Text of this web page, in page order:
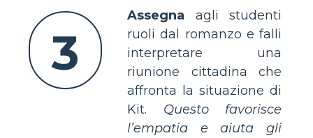
3
Assegna agli studenti
ruoli dal romanzo e falli
interpretare una
riunione cittadina che
affronta la situazione di
Kit. Questo favorisce
l’empatia e aiuta gli